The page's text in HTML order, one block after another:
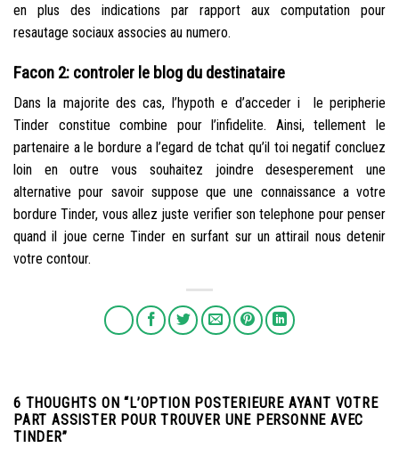
en plus des indications par rapport aux computation pour
resautage sociaux associes au numero.
Facon 2: controler le blog du destinataire
Dans la majorite des cas, l’hypoth e d’acceder i le peripherie
Tinder constitue combine pour l’infidelite. Ainsi, tellement le
partenaire a le bordure a l’egard de tchat qu’il toi negatif concluez
loin en outre vous souhaitez joindre desesperement une
alternative pour savoir suppose que une connaissance a votre
bordure Tinder, vous allez juste verifier son telephone pour penser
quand il joue cerne Tinder en surfant sur un attirail nous detenir
votre contour.
6 THOUGHTS ON “ L’OPTION POSTERIEURE AYANT VOTRE
PART ASSISTER POUR TROUVER UNE PERSONNE AVEC
TINDER”